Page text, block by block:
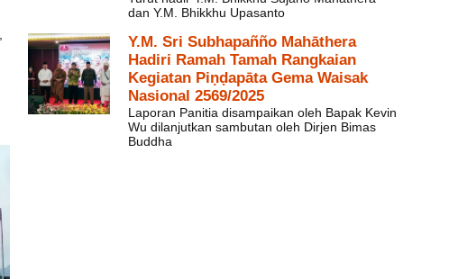
dan Y.M. Bhikkhu Upasanto
Y.M. Sri Subhapañño Mahāthera
Hadiri Ramah Tamah Rangkaian
Kegiatan Piṇḍapāta Gema Waisak
Nasional 2569/2025
Laporan Panitia disampaikan oleh Bapak Kevin
Wu dilanjutkan sambutan oleh Dirjen Bimas
Buddha